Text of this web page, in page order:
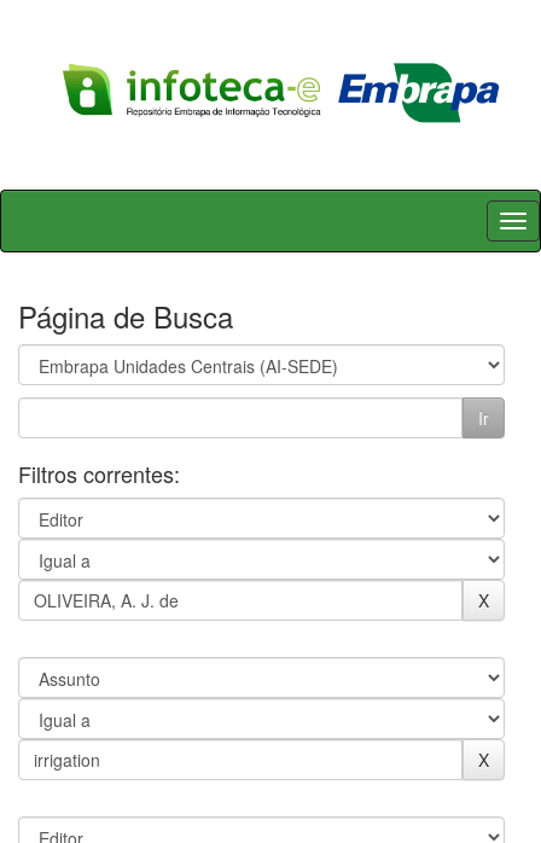
Skip
Página de Busca
Filtros correntes: